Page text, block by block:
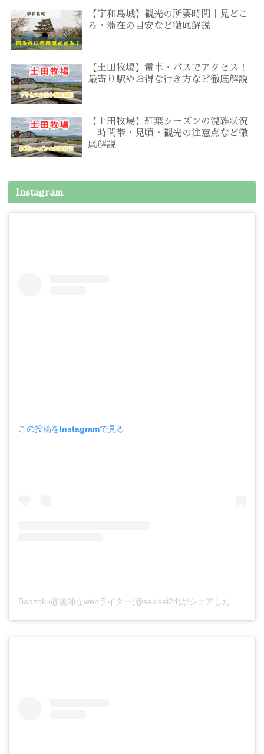
【宇和島城】観光の所要時間｜見どこ
ろ・滞在の目安など徹底解説
【土田牧場】電車・バスでアクセス！
最寄り駅やお得な行き方など徹底解説
【土田牧場】紅葉シーズンの混雑状況
｜時間帯・見頃・観光の注意点など徹
底解説
Instagram
この投稿をInstagramで見る